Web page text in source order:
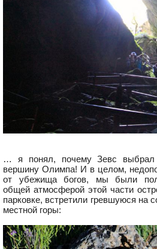
… я понял, почему Зевс выбрал
вершину Олимпа! И в целом,
от убежища богов, мы были
общей атмосферой этой части
парковке, встретили гревшуюся на
местной горы: